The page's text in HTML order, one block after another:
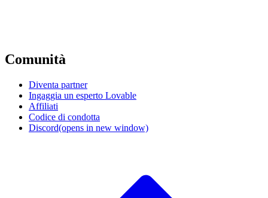
Comunità
Diventa partner
Ingaggia un esperto Lovable
Affiliati
Codice di condotta
Discord(opens in new window)